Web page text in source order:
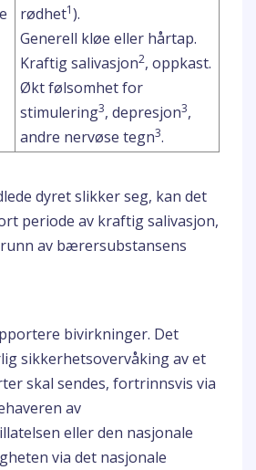
rødhet1).
Generell kløe eller hårtap.
Kraftig salivasjon2, oppkast.
Økt følsomhet for
stimulering3, depresjon3,
andre nervøse tegn3.
dyret slikker seg, kan det
periode av kraftig salivasjon,
av bærersubstansens
bivirkninger. Det
sikkerhetsovervåking av et
skal sendes, fortrinnsvis via
av
eller den nasjonale
via det nasjonale